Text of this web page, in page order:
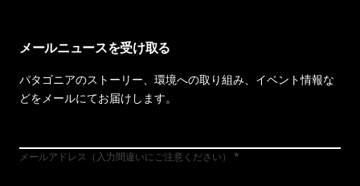
メールニュースを受け取る
パタゴニアのストーリー、環境への取り組み、イベント情報な
どをメールにてお届けします。
メールアドレス（入力間違いにご注意ください）